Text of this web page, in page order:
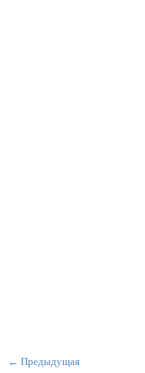
← Предыдущая